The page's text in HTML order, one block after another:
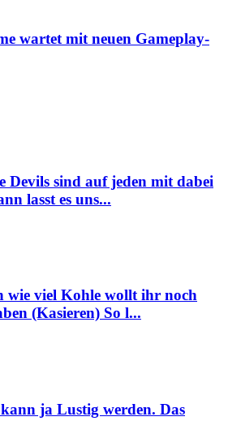
wartet mit neuen Gameplay-
Devils sind auf jeden mit dabei
lasst es uns...
wie viel Kohle wollt ihr noch
(Kasieren) So l...
ja Lustig werden. Das